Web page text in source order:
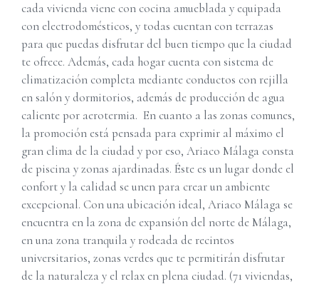
cada vivienda viene con cocina amueblada y equipada
con electrodomésticos, y todas cuentan con terrazas
para que puedas disfrutar del buen tiempo que la ciudad
te ofrece. Además, cada hogar cuenta con sistema de
climatización completa mediante conductos con rejilla
en salón y dormitorios, además de producción de agua
caliente por aerotermia. En cuanto a las zonas comunes,
la promoción está pensada para exprimir al máximo el
gran clima de la ciudad y por eso, Ariaco Málaga consta
de piscina y zonas ajardinadas. Éste es un lugar donde el
confort y la calidad se unen para crear un ambiente
excepcional. Con una ubicación ideal, Ariaco Málaga se
encuentra en la zona de expansión del norte de Málaga,
en una zona tranquila y rodeada de recintos
universitarios, zonas verdes que te permitirán disfrutar
de la naturaleza y el relax en plena ciudad. (71 viviendas,